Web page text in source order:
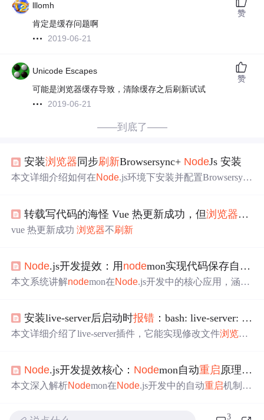
lllomh
肯定是缓存问题啊
2019-06-21
赞
Unicode Escapes
可能是浏览器缓存导致，清除缓存之后刷新试试
2019-06-21
赞
——到底了——
安装浏览器 同步刷新Browsersync+ NodeJs 安装
本文详细介绍如何在Node.js环境下安装并配置Browsersyn
转载写代码的海怪 Vue 热更新成功，但浏览器不
vue 热更新成功浏览器不刷新
Node.js开发提效：用 nodemon实现代码保存自动
本文系统讲解nodemon在Node.js开发中的核心应用，涵盖
参数（如--ext、--delay、--exec）及nodemon.json配置、Typ
eScript项目集成（ts- node）、多入口监听、自定义重启事
安装live-server后启动时报错 ：bash: live-server: command not found
本文详细介绍了live-server插件，它能实现修改文件浏览器
份运行cmd，在Vue项目目录安装live-server，若启动报错需
添加环境变量并重启cmd。
Node.js开发提效核心： Nodemon自动重启原理与工程实践
本文深入解析Nodemon在Node.js开发中的自动重启机制，
3